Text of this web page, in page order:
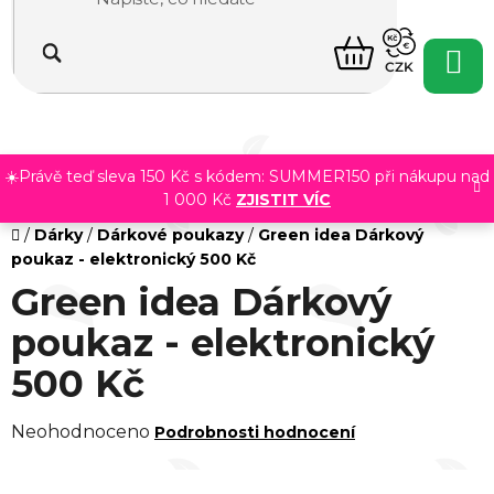
obsah
☀️Právě teď sleva 150 Kč s kódem: SUMMER150 při nákupu nad
1 000 Kč ZJISTIT VÍC
NÁKUPNÍ
KOŠÍK
CZK
Domů
/ Dárky / Dárkové poukazy / Green idea Dárkový
poukaz - elektronický 500 Kč
Green idea Dárkový
poukaz - elektronický
500 Kč
Průměrné
Neohodnoceno Podrobnosti hodnocení